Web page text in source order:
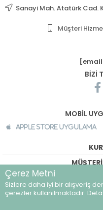
Sanayi Mah. Atatürk Cad.
Müşteri
BİZİ
MOBİL
Apple Store Uygulama
©breeze.com.tr -
Çerez Metni
Sizlere daha iyi bir alışveriş
çerezler kullanılmaktadır.